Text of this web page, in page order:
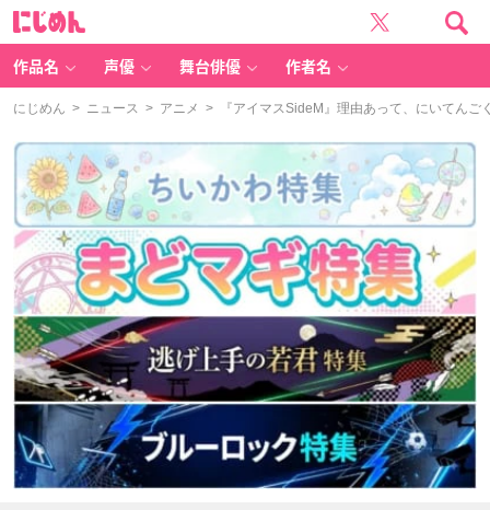
作品名 声優 舞台俳優 作者名
にじめん > ニュース > アニメ > 『アイマスSideM』理由あって、にいてんご